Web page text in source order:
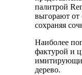
палитрой
выгорают от
сохраняя
Наиболее
фактурой и
дерево.